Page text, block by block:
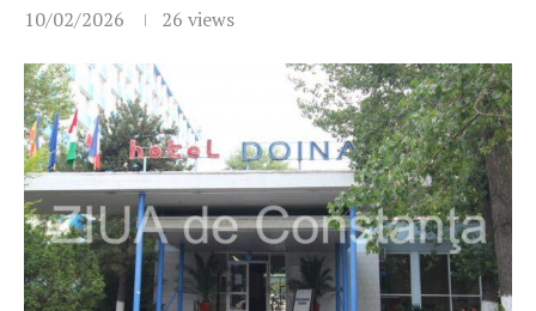
10/02/2026 26 views